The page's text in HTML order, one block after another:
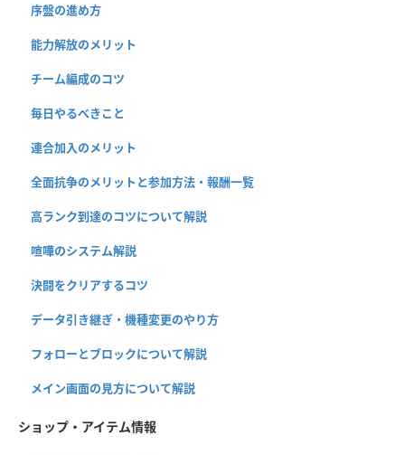
序盤の進め方
能力解放のメリット
チーム編成のコツ
毎日やるべきこと
連合加入のメリット
全面抗争のメリットと参加方法・報酬一覧
高ランク到達のコツについて解説
喧嘩のシステム解説
決闘をクリアするコツ
データ引き継ぎ・機種変更のやり方
フォローとブロックについて解説
メイン画面の見方について解説
ショップ・アイテム情報